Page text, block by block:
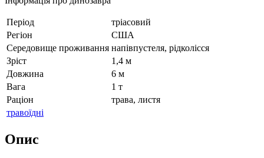
Період
тріасовий
Регіон
США
Середовище проживання напівпустеля, рідколісся
Зріст
1,4 м
Довжина
6 м
Вага
1 т
Раціон
трава, листя
травоїдні
Опис